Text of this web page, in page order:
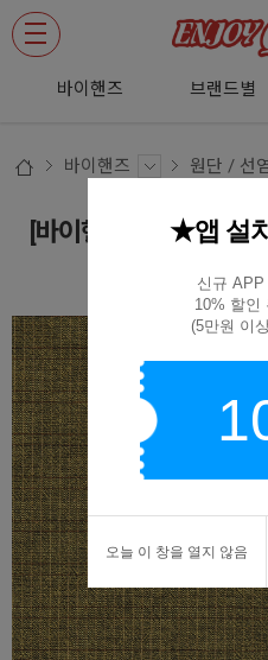
바이핸즈 브랜드별
바이핸즈 원단 / 선
[바이핸즈] 트렌드 미니
★앱 설
신규 APP
10% 할인
(5만원 이
오늘 이 창을 열지 않음